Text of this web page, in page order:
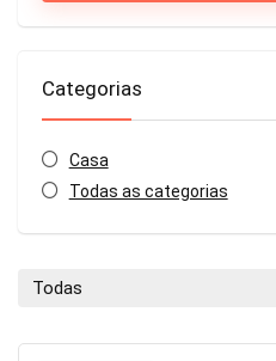
Categorias
Casa
Todas as categorias
Todas